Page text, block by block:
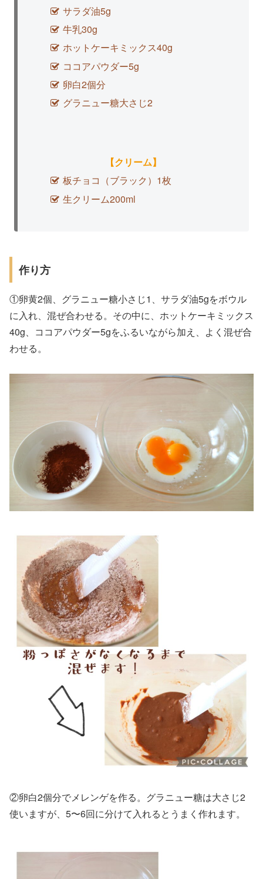
サラダ油5g
牛乳30g
ホットケーキミックス40g
ココアパウダー5g
卵白2個分
グラニュー糖大さじ2
【クリーム】
板チョコ（ブラック）1枚
生クリーム200ml
作り方
①卵黄2個、グラニュー糖小さじ1、サラダ油5gをボウル
に入れ、混ぜ合わせる。その中に、ホットケーキミックス
40g、ココアパウダー5gをふるいながら加え、よく混ぜ合
わせる。
②卵白2個分でメレンゲを作る。グラニュー糖は大さじ2
使いますが、5〜6回に分けて入れるとうまく作れます。